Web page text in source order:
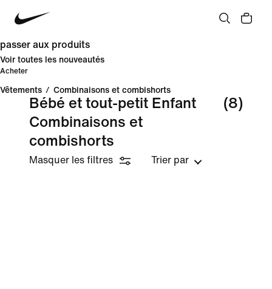
passer aux produits
Voir toutes les nouveautés
Acheter
Vêtements / Combinaisons et combishorts
Bébé et tout-petit Enfant
Combinaisons et
combishorts
(8)
Masquer les filtres Trier par